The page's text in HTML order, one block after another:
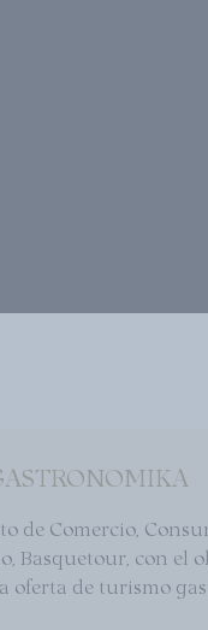
de Comercio,
Basquetour, con el
oferta de turismo